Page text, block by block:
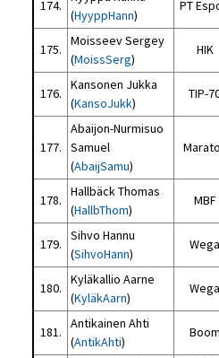
174.
(HyyppHann)
PT
175.
Moisseev Sergey
(MoissSerg)
HIK
176.
Kansonen Jukka
(KansoJukk)
TIP-
177.
Abaijon-Nurmisuo
Samuel
(AbaijSamu)
178.
Hallbäck Thomas
(HallbThom)
MBF
179.
Sihvo Hannu
(SihvoHann)
Wega
180.
Kyläkallio Aarne
(KyläkAarn)
Wega
181.
Antikainen Ahti
(AntikAhti)
Boom